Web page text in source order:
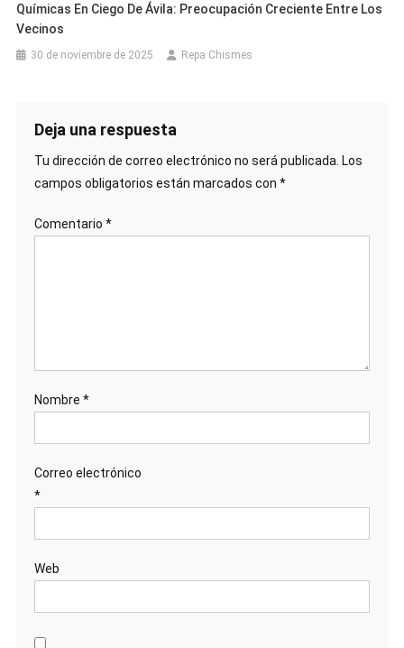
Químicas En Ciego De Ávila: Preocupación Creciente Entre Los
Vecinos
30 de noviembre de 2025 Repa Chismes
Deja una respuesta
Tu dirección de correo electrónico no será publicada. Los
campos obligatorios están marcados con *
Comentario *
Nombre *
Correo electrónico
*
Web